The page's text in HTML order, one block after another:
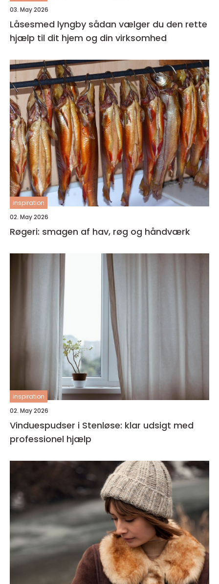
03. May 2026
Låsesmed lyngby sådan vælger du den rette
hjælp til dit hjem og din virksomhed
inspiration
02. May 2026
Røgeri: smagen af hav, røg og håndværk
inspiration
02. May 2026
Vinduespudser i Stenløse: klar udsigt med
professionel hjælp